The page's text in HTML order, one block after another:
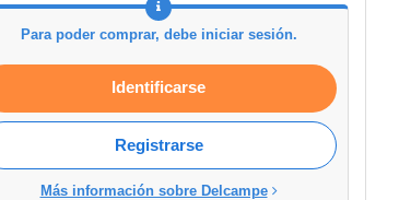
Para poder comprar, debe iniciar sesión.
Identificarse
Registrarse
Más información sobre Delcampe